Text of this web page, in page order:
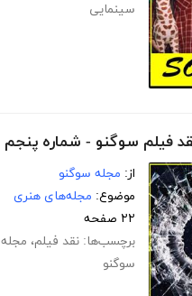
سینمایی
فیلم سوگنو - شماره پنجم
از: مجله سوگنو
موضوع: مجله‌های هنری
۲۲ صفحه
برچسب‌ها: نقد فیلم،
سوگنو